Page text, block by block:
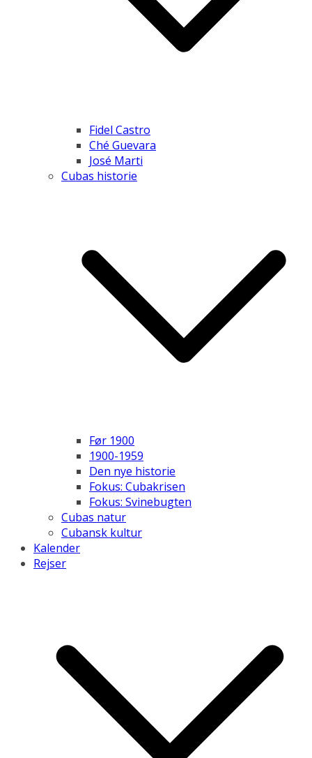
Fidel Castro
Ché Guevara
José Marti
Cubas historie
Før 1900
1900-1959
Den nye historie
Fokus: Cubakrisen
Fokus: Svinebugten
Cubas natur
Cubansk kultur
Kalender
Rejser